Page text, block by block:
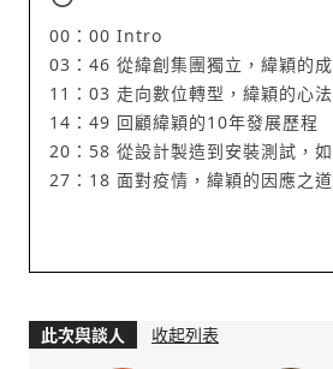
00：00 Intro
03：46 從緯創集團獨立，緯穎的
11：03 走向數位轉型，緯穎的心
14：49 回顧緯穎的10年發展歷程
20：58 從設計製造到安裝測試，
27：18 面對疫情，緯穎的因應之道
此次與談人 收起列表